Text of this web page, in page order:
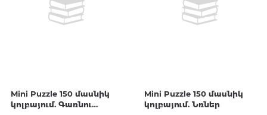
Mini Puzzle 150 մասնիկ
կոլբայում. Գառնու
Mini Puzzle 150 մասնիկ
կոլբայում. Նռներ